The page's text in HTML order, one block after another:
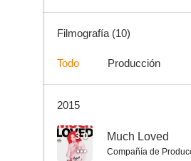
Filmografía (10)
Todo Producción
2015
3.0 Much Loved
Compañía de